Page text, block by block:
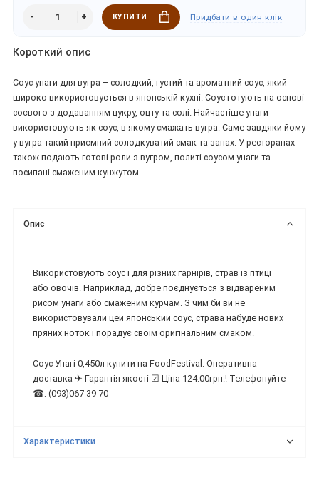
КУПИТИ Придбати в один клік
Короткий опис
Соус унаги для вугра – солодкий, густий та ароматний соус, який
широко використовується в японській кухні. Соус готують на основі
соєвого з додаванням цукру, оцту та солі. Найчастіше унаги
використовують як соус, в якому смажать вугра. Саме завдяки йому
у вугра такий приємний солодкуватий смак та запах. У ресторанах
також подають готові роли з вугром, политі соусом унаги та
посипані смаженим кунжутом.
Опис
Використовують соус і для різних гарнірів, страв із птиці
або овочів. Наприклад, добре поєднується з відвареним
рисом унаги або смаженим курчам. З чим би ви не
використовували цей японський соус, страва набуде нових
пряних ноток і порадує своїм оригінальним смаком.
Соус Унагі 0,450л купити на FoodFestival. Оперативна
доставка ✈ Гарантія якості ☑ Ціна 124.00грн.! Телефонуйте
☎: (093)067-39-70
Характеристики